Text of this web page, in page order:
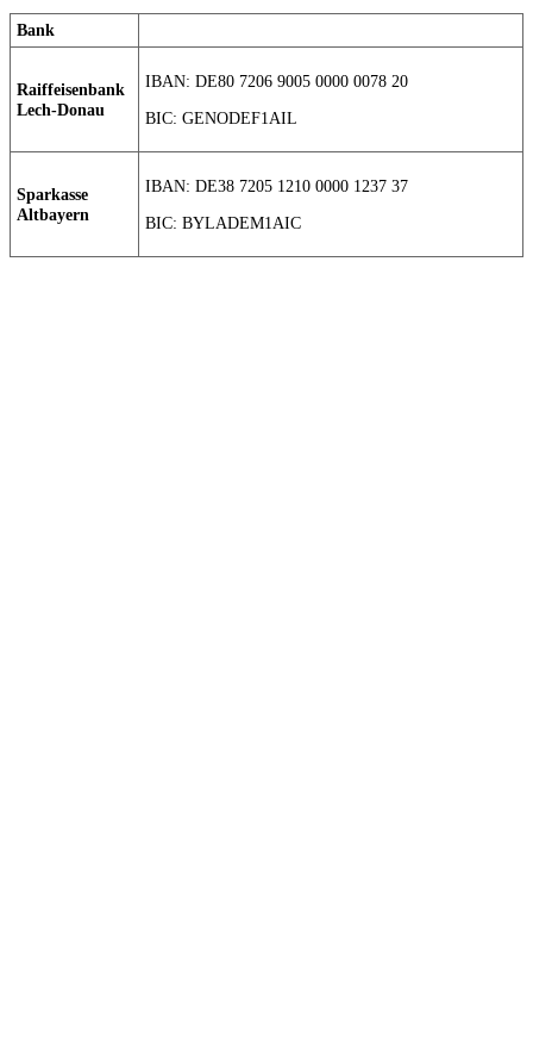
Bank
Raiffeisenbank
Lech-Donau
IBAN: DE80 7206 9005 0000 0078 20
BIC: GENODEF1AIL
Sparkasse
Altbayern
IBAN: DE38 7205 1210 0000 1237 37
BIC: BYLADEM1AIC